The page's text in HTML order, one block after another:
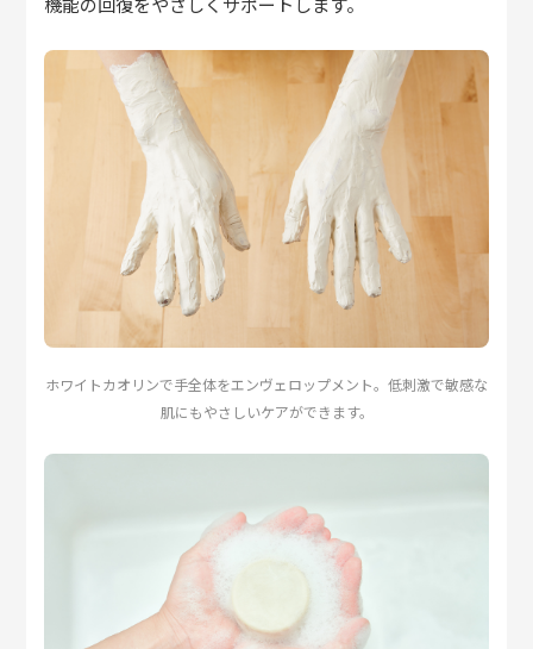
ホワイトカオリンで手全体をエンヴェロップメント。低刺激で敏感な
肌にもやさしいケアができます。